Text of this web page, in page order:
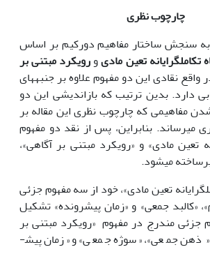
چارچوب نظری
سنجش ساختار مفاهیم دورکیم بر اساس
تکامل­گرایانه تعین مادیورویکرد مبتنی بر
واقع نقادی این دو مفهوم علاوه بر جنبه­های
دارد. بدین ترتیب که بازاندیشی این دو
مفاهیمی که چارچوب نظری این مقاله بر
می­رساند. بنابراین، پس از نقد دو مفهوم
تعین مادی» و «رویکرد مبتنی بر آگاهی»،
می­شود.
تعین مادی»، خود از سه مفهوم جزئی
«کالبد جمعی» و «زمان پیش­رونده» تشکیل
مندرج در مفهوم «رویکرد مبتنی بر
آگاهی» عبارتند از:« ذهن جمعی»، «سوژه جمعی» و «زمان پیش­